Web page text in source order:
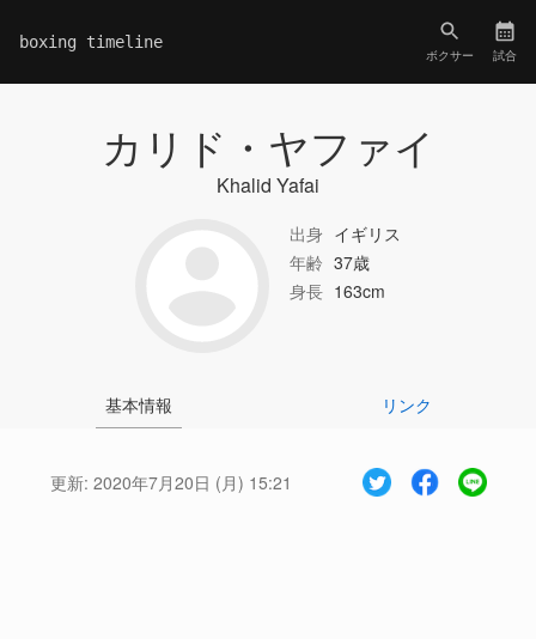
boxing timeline
ボクサー 試合
カリド・ヤファイ
Khalid Yafai
出身 イギリス
年齢 37歳
身長 163cm
基本情報 リンク
更新: 2020年7月20日 (月) 15:21